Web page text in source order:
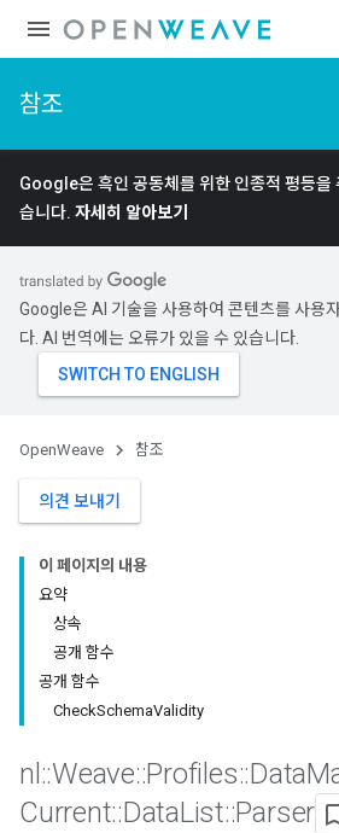
참조
Google은 흑인 공동체를 위한 인종적 평등을
습니다. 자세히 알아보기
Google은 AI 기술을 사용하여 콘텐츠를 사용
다. AI 번역에는 오류가 있을 수 있습니다.
OpenWeave 참조
의견 보내기
이 페이지의 내용
요약
상속
공개 함수
공개 함수
CheckSchemaValidity
nl ::Weave::Profiles::Data
Current::DataList::Parser